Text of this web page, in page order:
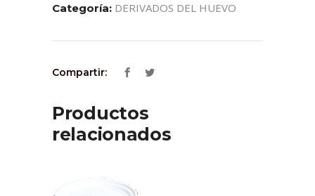
Categoría: DERIVADOS DEL HUEVO
Compartir:
Productos
relacionados